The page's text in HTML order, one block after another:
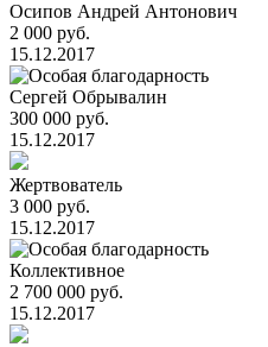
Осипов Андрей Антонович
2 000 руб.
15.12.2017
Сергей Обрывалин
300 000 руб.
15.12.2017
Жертвователь
3 000 руб.
15.12.2017
Коллективное
2 700 000 руб.
15.12.2017